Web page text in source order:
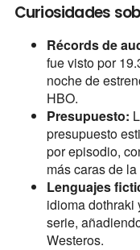
Curiosidades
Récords de
fue visto por
noche de
HBO.
Presupuesto:
presupuesto
por episodio,
más caras de
Lenguajes
idioma dothraki
serie,
Westeros.